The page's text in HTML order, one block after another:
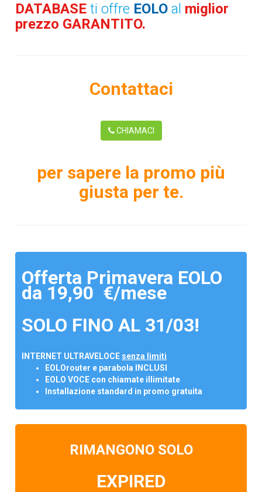
DATABASEti offre EOLO al miglior
prezzo GARANTITO.
Contattaci
CHIAMACI
per sapere la promo più
giusta per te.
Offerta Primavera EOLO
da 19,90 €/mese
SOLO FINO AL 31/03!
INTERNET ULTRAVELOCE senza limiti
EOLOrouter e parabola INCLUSI
EOLO VOCE con chiamate illimitate
Installazione standard in promo gratuita
RIMANGONO SOLO
EXPIRED